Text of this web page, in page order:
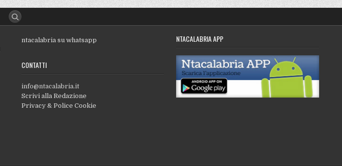
ntacalabria su whatsapp
CONTATTI
info@ntacalabria.it
Scrivi alla Redazione
Privacy & Police Cookie
NTACALABRIA APP